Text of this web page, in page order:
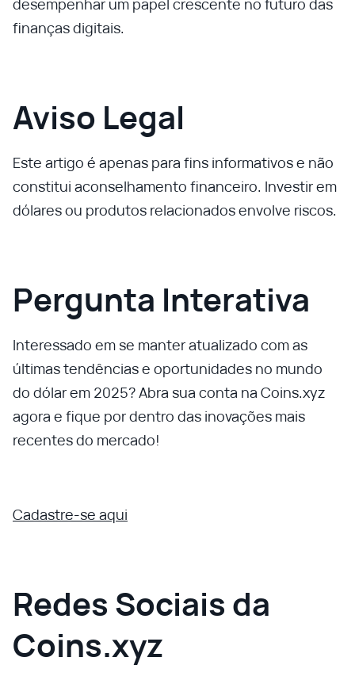
desempenhar um papel crescente no futuro das
finanças digitais.
Aviso Legal
Este artigo é apenas para fins informativos e não
constitui aconselhamento financeiro. Investir em
dólares ou produtos relacionados envolve riscos.
Pergunta Interativa
Interessado em se manter atualizado com as
últimas tendências e oportunidades no mundo
do dólar em 2025? Abra sua conta na Coins.xyz
agora e fique por dentro das inovações mais
recentes do mercado!
Cadastre-se aqui
Redes Sociais da
Coins.xyz